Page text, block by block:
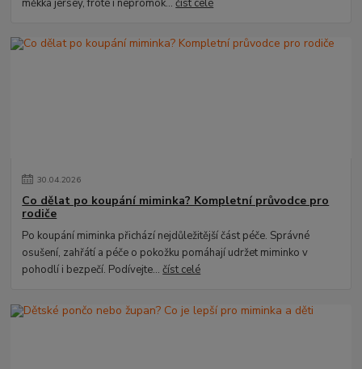
měkká jersey, froté i nepromok...číst celé
30.04.2026
Co dělat po koupání miminka? Kompletní průvodce pro
rodiče
Po koupání miminka přichází nejdůležitější část péče. Správné
osušení, zahřátí a péče o pokožku pomáhají udržet miminko v
pohodlí i bezpečí. Podívejte...číst celé